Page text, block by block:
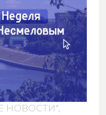
НОВОСТИ",